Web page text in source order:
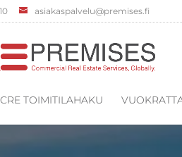
asiakaspalvelu@premises.fi
CRE TOIMITILAHAKU